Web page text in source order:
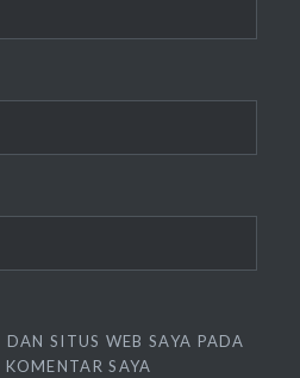
SITUS WEB SAYA PADA
SAYA